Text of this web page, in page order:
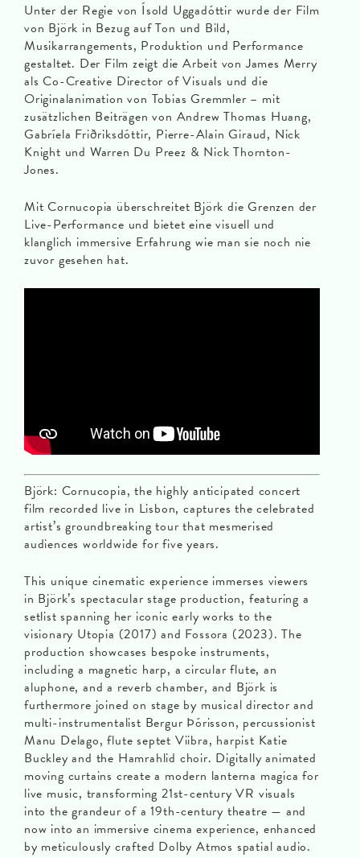
Unter der Regie von Ísold Uggadóttir wurde der Film
von Björk in Bezug auf Ton und Bild,
Musikarrangements, Produktion und Performance
gestaltet. Der Film zeigt die Arbeit von James Merry
als Co-Creative Director of Visuals und die
Originalanimation von Tobias Gremmler – mit
zusätzlichen Beiträgen von Andrew Thomas Huang,
Gabríela Friðriksdóttir, Pierre-Alain Giraud, Nick
Knight und Warren Du Preez & Nick Thornton-
Jones.
Mit Cornucopia überschreitet Björk die Grenzen der
Live-Performance und bietet eine visuell und
klanglich immersive Erfahrung wie man sie noch nie
zuvor gesehen hat.
Björk: Cornucopia, the highly anticipated concert
film recorded live in Lisbon, captures the celebrated
artist’s groundbreaking tour that mesmerised
audiences worldwide for five years.
This unique cinematic experience immerses viewers
in Björk’s spectacular stage production, featuring a
setlist spanning her iconic early works to the
visionary Utopia (2017) and Fossora (2023). The
production showcases bespoke instruments,
including a magnetic harp, a circular flute, an
aluphone, and a reverb chamber, and Björk is
furthermore joined on stage by musical director and
multi-instrumentalist Bergur Þórisson, percussionist
Manu Delago, flute septet Viibra, harpist Katie
Buckley and the Hamrahlid choir. Digitally animated
moving curtains create a modern lanterna magica for
live music, transforming 21st-century VR visuals
into the grandeur of a 19th-century theatre — and
now into an immersive cinema experience, enhanced
by meticulously crafted Dolby Atmos spatial audio.